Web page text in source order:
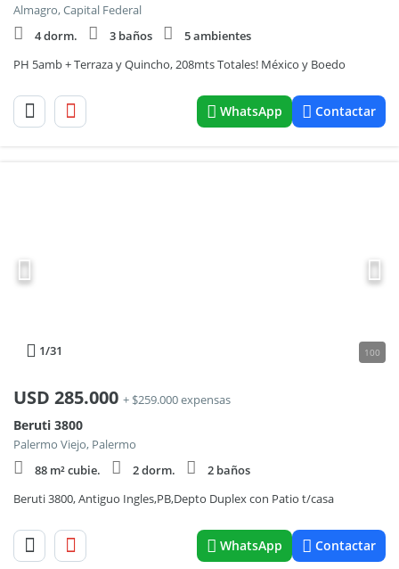
Almagro, Capital Federal
4 dorm.
3 baños
5 ambientes
PH 5amb + Terraza y Quincho, 208mts Totales! México y Boedo
WhatsApp Contactar
1/31 100
USD 285.000 + $259.000 expensas
Beruti 3800
Palermo Viejo, Palermo
88 m² cubie.
2 dorm.
2 baños
Beruti 3800, Antiguo Ingles,PB,Depto Duplex con Patio t/casa
WhatsApp Contactar